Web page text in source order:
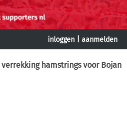
inloggen aanmelden
hamstrings voor Bojan